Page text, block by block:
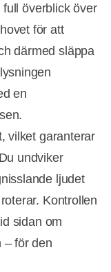
överblick över
för att
därmed släppa
en
vilket garanterar
undviker
ljudet
Kontrollen
sidan om
– för den